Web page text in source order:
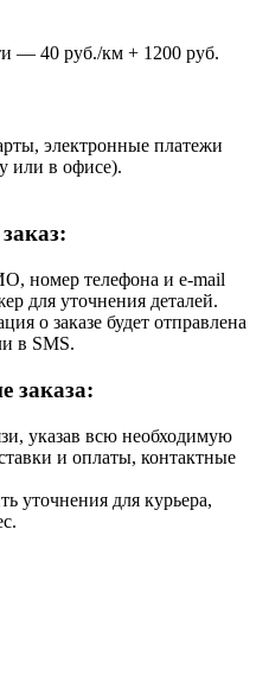
— 40 руб./км + 1200 руб.
электронные платежи
или в офисе).
номер телефона и e-mail
для уточнения деталей.
о заказе будет отправлена
в SMS.
заказа:
указав всю необходимую
и оплаты, контактные
уточнения для курьера,